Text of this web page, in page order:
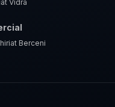
Vidra
Berceni